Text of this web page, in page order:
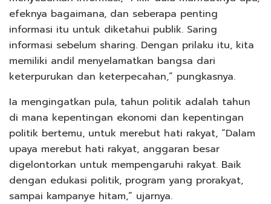
efeknya bagaimana, dan seberapa penting
informasi itu untuk diketahui publik. Saring
informasi sebelum sharing. Dengan prilaku itu, kita
memiliki andil menyelamatkan bangsa dari
keterpurukan dan keterpecahan,” pungkasnya.
Ia mengingatkan pula, tahun politik adalah tahun
di mana kepentingan ekonomi dan kepentingan
politik bertemu, untuk merebut hati rakyat, “Dalam
upaya merebut hati rakyat, anggaran besar
digelontorkan untuk mempengaruhi rakyat. Baik
dengan edukasi politik, program yang prorakyat,
sampai kampanye hitam,” ujarnya.